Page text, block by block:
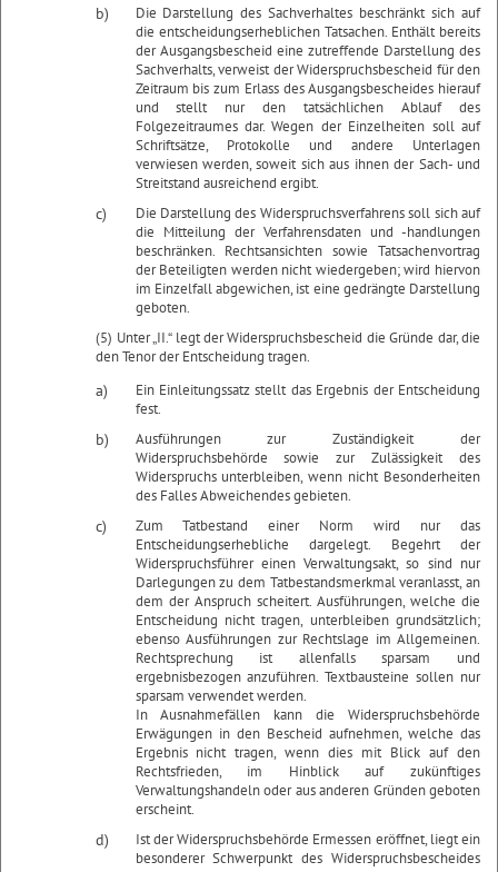
b)
Die Darstellung des Sachverhaltes beschränkt sich auf
die entscheidungserheblichen Tatsachen. Enthält bereits
der Ausgangsbescheid eine zutreffende Darstellung des
Sachverhalts, verweist der Widerspruchsbescheid für den
Zeitraum bis zum Erlass des Ausgangsbescheides hierauf
und stellt nur den tatsächlichen Ablauf des
Folgezeitraumes dar. Wegen der Einzelheiten soll auf
Schriftsätze, Protokolle und andere Unterlagen
verwiesen werden, soweit sich aus ihnen der Sach- und
Streitstand ausreichend ergibt.
c)
Die Darstellung des Widerspruchsverfahrens soll sich auf
die Mitteilung der Verfahrensdaten und -handlungen
beschränken. Rechtsansichten sowie Tatsachenvortrag
der Beteiligten werden nicht wiedergeben; wird hiervon
im Einzelfall abgewichen, ist eine gedrängte Darstellung
geboten.
(5) Unter „II.“ legt der Widerspruchsbescheid die Gründe dar, die
den Tenor der Entscheidung tragen.
a)
Ein Einleitungssatz stellt das Ergebnis der Entscheidung
fest.
b)
Ausführungen zur Zuständigkeit der
Widerspruchsbehörde sowie zur Zulässigkeit des
Widerspruchs unterbleiben, wenn nicht Besonderheiten
des Falles Abweichendes gebieten.
c)
Zum Tatbestand einer Norm wird nur das
Entscheidungserhebliche dargelegt. Begehrt der
Widerspruchsführer einen Verwaltungsakt, so sind nur
Darlegungen zu dem Tatbestandsmerkmal veranlasst, an
dem der Anspruch scheitert. Ausführungen, welche die
Entscheidung nicht tragen, unterbleiben grundsätzlich;
ebenso Ausführungen zur Rechtslage im Allgemeinen.
Rechtsprechung ist allenfalls sparsam und
ergebnisbezogen anzuführen. Textbausteine sollen nur
sparsam verwendet werden.
In Ausnahmefällen kann die Widerspruchsbehörde
Erwägungen in den Bescheid aufnehmen, welche das
Ergebnis nicht tragen, wenn dies mit Blick auf den
Rechtsfrieden, im Hinblick auf zukünftiges
Verwaltungshandeln oder aus anderen Gründen geboten
erscheint.
d)
Ist der Widerspruchsbehörde Ermessen eröffnet, liegt ein
besonderer Schwerpunkt des Widerspruchsbescheides